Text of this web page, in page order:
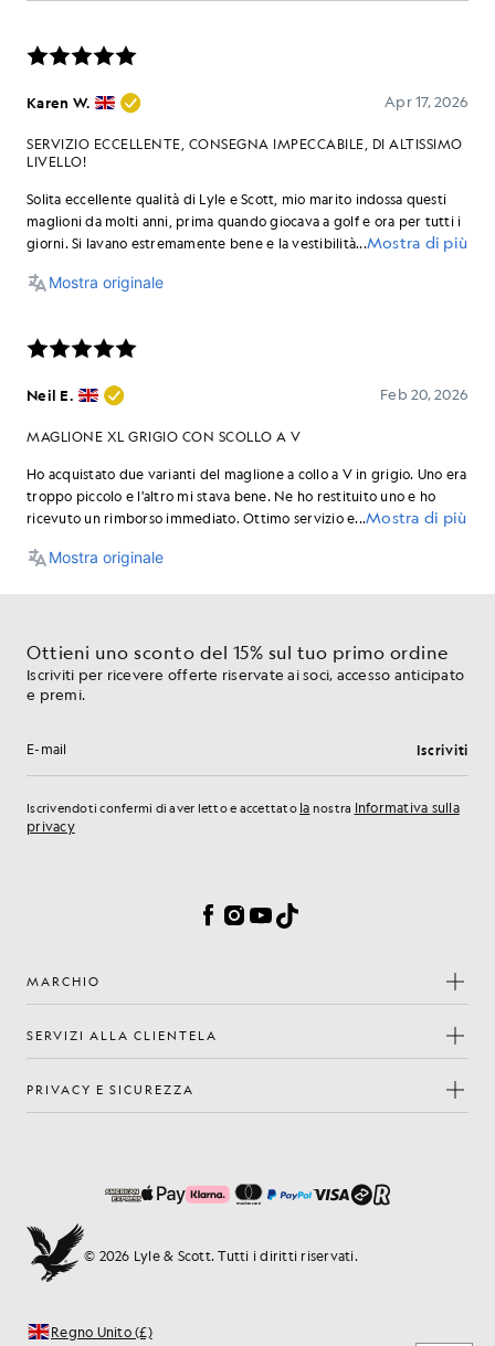
Ottieni uno sconto del 15% sul tuo primo ordine
Iscriviti per ricevere offerte riservate ai soci, accesso anticipato
e premi.
Indirizzo e-mail Iscriviti
Iscrivendoti confermi di aver letto e accettato la nostra Informativa sulla
privacy
Facebook
Instagram
YouTube
TikTok
MARCHIO
SERVIZI ALLA CLIENTELA
PRIVACY E SICUREZZA
© 2026 Lyle & Scott. Tutti i diritti riservati.
Regno Unito (£)